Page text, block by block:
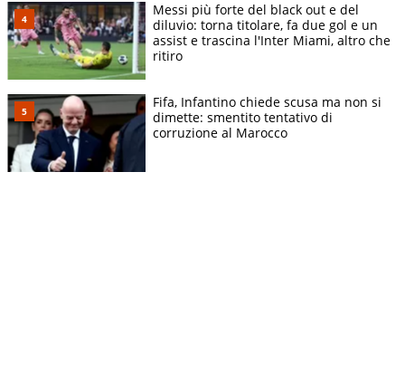
Messi più forte del black out e del
diluvio: torna titolare, fa due gol e un
assist e trascina l'Inter Miami, altro che
ritiro
Fifa, Infantino chiede scusa ma non si
dimette: smentito tentativo di
corruzione al Marocco